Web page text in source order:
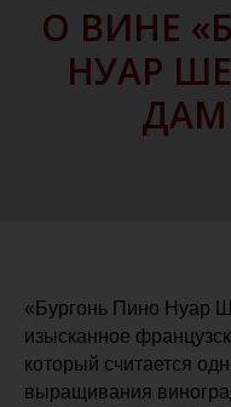
О ВИНЕ
НУАР
«Бургонь Пино Нуар
изысканное
который считается
выращивания